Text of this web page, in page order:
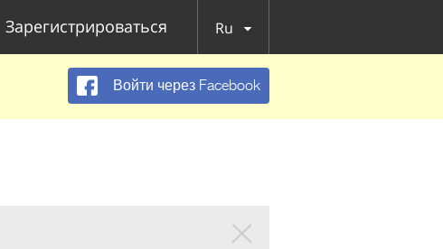
Зарегистрироваться Ru
Войти через Facebook